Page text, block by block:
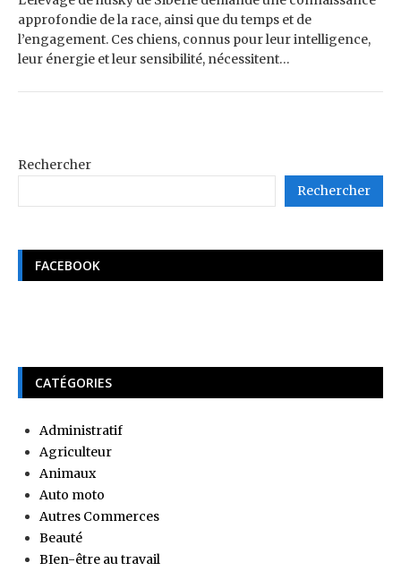
approfondie de la race, ainsi que du temps et de
l’engagement. Ces chiens, connus pour leur intelligence,
leur énergie et leur sensibilité, nécessitent…
Rechercher
Rechercher
FACEBOOK
CATÉGORIES
Administratif
Agriculteur
Animaux
Auto moto
Autres Commerces
Beauté
BIen-être au travail